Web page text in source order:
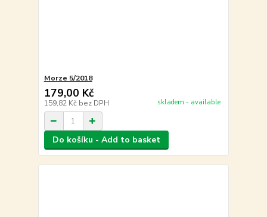
Morze 5/2018
179,00 Kč
159,82 Kč bez DPH skladem - available
Do košíku - Add to basket